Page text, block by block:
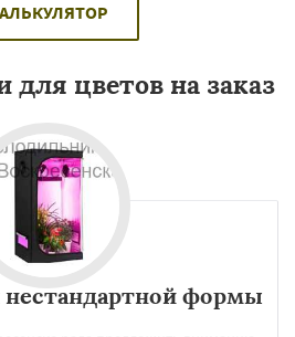
цветов на заказ
формы